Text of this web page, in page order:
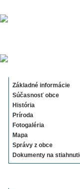
Základné informácie
Súčasnosť obce
História
Príroda
Fotogaléria
Mapa
Správy z obce
Dokumenty na